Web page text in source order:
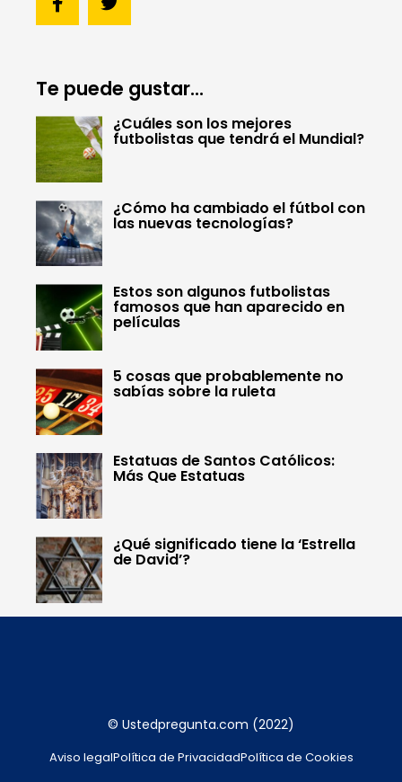
Te puede gustar...
¿Cuáles son los mejores
futbolistas que tendrá el Mundial?
¿Cómo ha cambiado el fútbol con
las nuevas tecnologías?
Estos son algunos futbolistas
famosos que han aparecido en
películas
5 cosas que probablemente no
sabías sobre la ruleta
Estatuas de Santos Católicos:
Más Que Estatuas
¿Qué significado tiene la ‘Estrella
de David’?
© Ustedpregunta.com (2022)
Aviso legalPolítica de PrivacidadPolítica de Cookies